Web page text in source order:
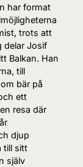
har format
trots att
delar Josif
Balkan. Han
till
bär på
ett
resa där
djup
till sitt
själv